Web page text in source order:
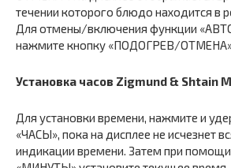
течении которого блюдо находится в
Для отмены/включения функции
нажмите кнопку «ПОДОГРЕВ/
Установка часов Zigmund & Shtain
Для установки времени, нажмите и
«ЧАСЫ», пока на дисплее не исчезнет
индикации времени. Затем при